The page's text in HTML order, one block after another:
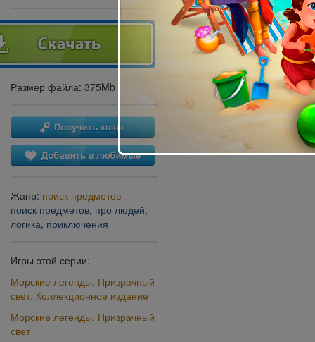
Размер файла: 375Mb
Жанр: поиск предметов
поиск предметов, про людей,
логика, приключения
Игры этой серии:
Морские легенды. Призрачный
свет. Коллекционное издание
Морские легенды. Призрачный
свет